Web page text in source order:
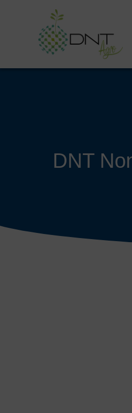
contenido
DNT